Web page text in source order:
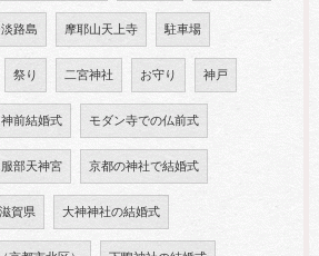
淡路島 摩耶山天上寺 駐車場
祭り 二宮神社 お守り 神戸
神前結婚式 モダン寺での仏前式
服部天神宮 京都の神社で結婚式
滋賀県 大神神社の結婚式